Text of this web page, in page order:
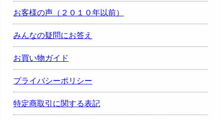
お客様の声（２０１０年以前）
みんなの疑問にお答え
お買い物ガイド
プライバシーポリシー
特定商取引に関する表記